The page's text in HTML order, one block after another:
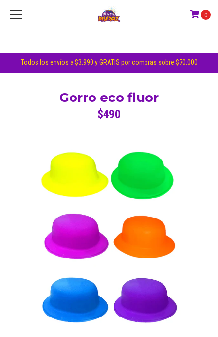
Todos los envíos a $3.990 y GRATIS por compras sobre $70.000
0
Gorro eco fluor
$490